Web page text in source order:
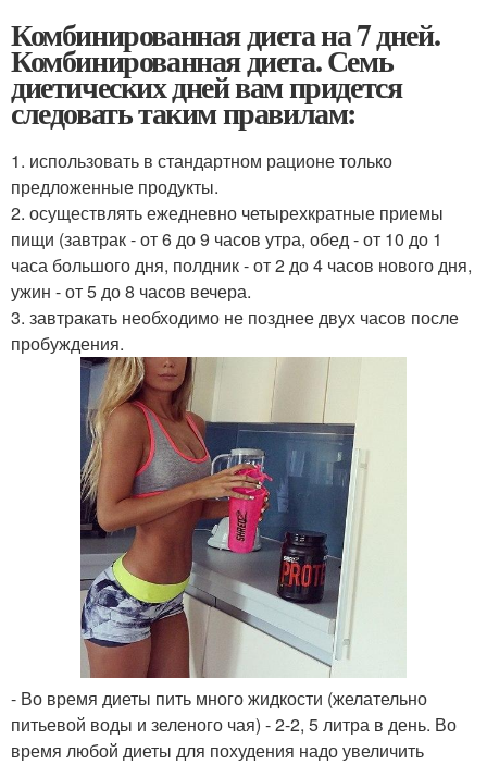
Комбинированная диета на 7 дней.
Комбинированная диета. Семь
диетических дней вам придется
следовать таким правилам:
1. использовать в стандартном рационе только
предложенные продукты.
2. осуществлять ежедневно четырехкратные приемы
пищи (завтрак - от 6 до 9 часов утра, обед - от 10 до 1
часа большого дня, полдник - от 2 до 4 часов нового дня,
ужин - от 5 до 8 часов вечера.
3. завтракать необходимо не позднее двух часов после
пробуждения.
- Во время диеты пить много жидкости (желательно
питьевой воды и зеленого чая) - 2-2, 5 литра в день. Во
время любой диеты для похудения надо увеличить